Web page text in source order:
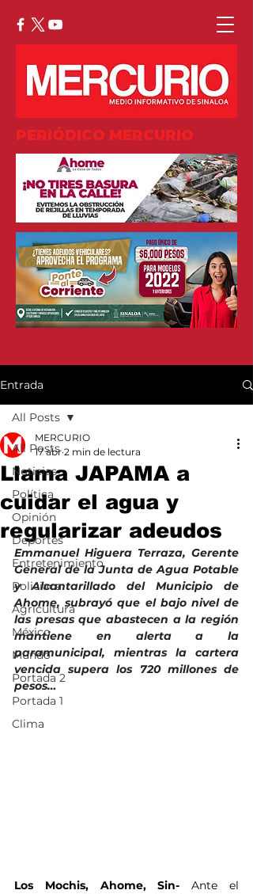
PERIÓDICO MERCURIO
Entrada
All Posts
Noticias
Política
Opinión
Deportes
Entretenimiento
Policiaca
Agricultura
México
Mundo
Portada 2
Portada 1
Clima
All Posts
Llama JAPAMA a
cuidar el agua y
regularizar adeudos
MERCURIO
17 abr 2 min de lectura
Emmanuel Higuera Terraza, Gerente
General de la Junta de Agua Potable
y Alcantarillado del Municipio de
Ahome, subrayó que el bajo nivel de
las presas que abastecen a la región
mantiene en alerta a la
paramunicipal, mientras la cartera
vencida supera los 720 millones de
pesos…
Los Mochis, Ahome, Sin- Ante el